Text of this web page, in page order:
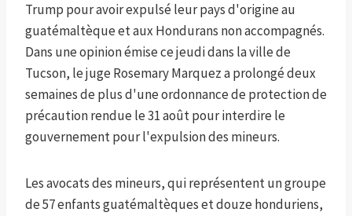
Trump pour avoir expulsé leur pays d'origine au
guatémaltèque et aux Hondurans non accompagnés.
Dans une opinion émise ce jeudi dans la ville de
Tucson, le juge Rosemary Marquez a prolongé deux
semaines de plus d'une ordonnance de protection de
précaution rendue le 31 août pour interdire le
gouvernement pour l'expulsion des mineurs.
Les avocats des mineurs, qui représentent un groupe
de 57 enfants guatémaltèques et douze honduriens,